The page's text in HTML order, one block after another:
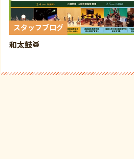
スタッフブログ
和太鼓🥁